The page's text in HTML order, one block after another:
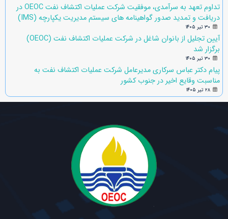
تداوم تعهد به سرآمدی، موفقیت شرکت عملیات اکتشاف نفت OEOC در
دریافت و تمدید صدور گواهینامه های سیستم مدیریت یکپارچه (IMS)
۳۰ تیر ۱۴۰۵
آیین تجلیل از بانوان شاغل در شرکت عملیات اکتشاف نفت (OEOC)
برگزار شد
۳۰ تیر ۱۴۰۵
پیام دکتر عباس سرکاری مدیرعامل شرکت عملیات اکتشاف نفت به
مناسبت وقایع اخیر در جنوب کشور
۲۸ تیر ۱۴۰۵